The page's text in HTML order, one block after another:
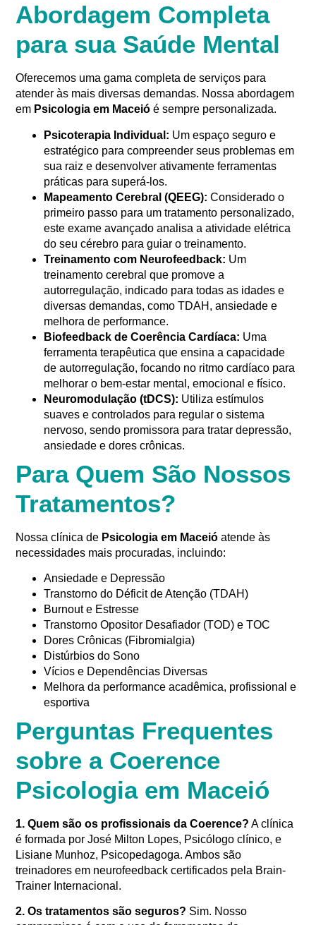
Abordagem Completa
para sua Saúde Mental
Oferecemos uma gama completa de serviços para
atender às mais diversas demandas. Nossa abordagem
em Psicologia em Maceió é sempre personalizada.
Psicoterapia Individual: Um espaço seguro e
estratégico para compreender seus problemas em
sua raiz e desenvolver ativamente ferramentas
práticas para superá-los.
Mapeamento Cerebral (QEEG): Considerado o
primeiro passo para um tratamento personalizado,
este exame avançado analisa a atividade elétrica
do seu cérebro para guiar o treinamento.
Treinamento com Neurofeedback: Um
treinamento cerebral que promove a
autorregulação, indicado para todas as idades e
diversas demandas, como TDAH, ansiedade e
melhora de performance.
Biofeedback de Coerência Cardíaca: Uma
ferramenta terapêutica que ensina a capacidade
de autorregulação, focando no ritmo cardíaco para
melhorar o bem-estar mental, emocional e físico.
Neuromodulação (tDCS): Utiliza estímulos
suaves e controlados para regular o sistema
nervoso, sendo promissora para tratar depressão,
ansiedade e dores crônicas.
Para Quem São Nossos
Tratamentos?
Nossa clínica de Psicologia em Maceió atende às
necessidades mais procuradas, incluindo:
Ansiedade e Depressão
Transtorno do Déficit de Atenção (TDAH)
Burnout e Estresse
Transtorno Opositor Desafiador (TOD) e TOC
Dores Crônicas (Fibromialgia)
Distúrbios do Sono
Vícios e Dependências Diversas
Melhora da performance acadêmica, profissional e
esportiva
Perguntas Frequentes
sobre a Coerence
Psicologia em Maceió
1. Quem são os profissionais da Coerence? A clínica
é formada por José Milton Lopes, Psicólogo clínico, e
Lisiane Munhoz, Psicopedagoga. Ambos são
treinadores em neurofeedback certificados pela Brain-
Trainer Internacional .
2. Os tratamentos são seguros? Sim. Nosso